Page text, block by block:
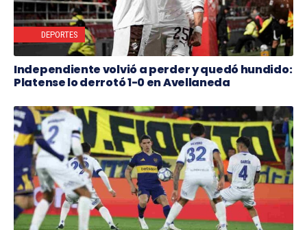
DEPORTES
Independiente volvió a perder y quedó hundido:
Platense lo derrotó 1-0 en Avellaneda